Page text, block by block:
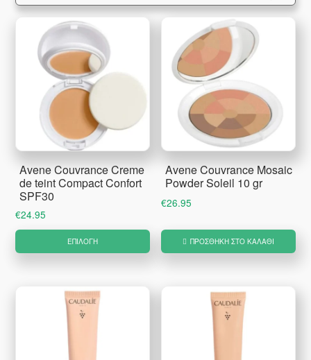
Avene Couvrance Creme
de teint Compact Confort
SPF30
€24.95
ΕΠΙΛΟΓΉ
Αυτό
το
πολλαπλές
παραλλαγές.
Avene Couvrance Mosaic
Powder Soleil 10 gr
€26.95
ΠΡΟΣΘΉΚΗ ΣΤΟ ΚΑΛΆΘΙ